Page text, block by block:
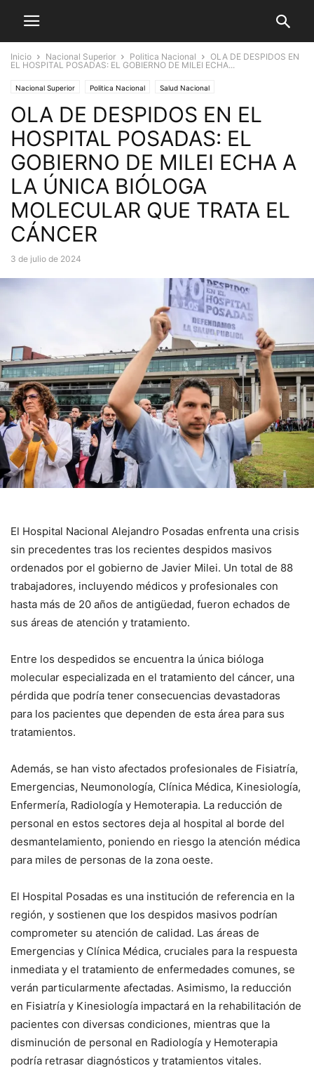
Inicio Nacional Superior Politica Nacional
OLA DE DESPIDOS EN
EL HOSPITAL POSADAS: EL GOBIERNO DE MILEI ECHA...
Nacional Superior Politica Nacional Salud Nacional
OLA DE DESPIDOS EN EL
HOSPITAL POSADAS: EL
GOBIERNO DE MILEI ECHA A
LA ÚNICA BIÓLOGA
MOLECULAR QUE TRATA EL
CÁNCER
3 de julio de 2024
El Hospital Nacional Alejandro Posadas enfrenta una crisis
sin precedentes tras los recientes despidos masivos
ordenados por el gobierno de Javier Milei. Un total de 88
trabajadores, incluyendo médicos y profesionales con
hasta más de 20 años de antigüedad, fueron echados de
sus áreas de atención y tratamiento.
Entre los despedidos se encuentra la única bióloga
molecular especializada en el tratamiento del cáncer, una
pérdida que podría tener consecuencias devastadoras
para los pacientes que dependen de esta área para sus
tratamientos.
Además, se han visto afectados profesionales de Fisiatría,
Emergencias, Neumonología, Clínica Médica, Kinesiología,
Enfermería, Radiología y Hemoterapia. La reducción de
personal en estos sectores deja al hospital al borde del
desmantelamiento, poniendo en riesgo la atención médica
para miles de personas de la zona oeste.
El Hospital Posadas es una institución de referencia en la
región, y sostienen que los despidos masivos podrían
comprometer su atención de calidad. Las áreas de
Emergencias y Clínica Médica, cruciales para la respuesta
inmediata y el tratamiento de enfermedades comunes, se
verán particularmente afectadas. Asimismo, la reducción
en Fisiatría y Kinesiología impactará en la rehabilitación de
pacientes con diversas condiciones, mientras que la
disminución de personal en Radiología y Hemoterapia
podría retrasar diagnósticos y tratamientos vitales.